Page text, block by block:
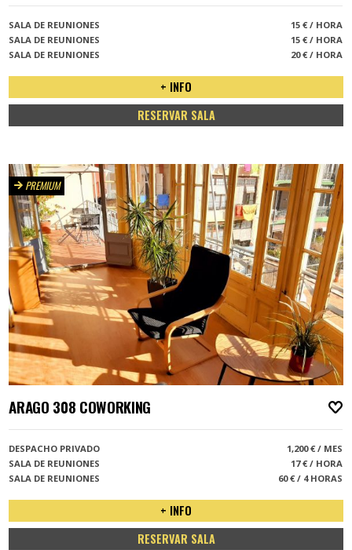
SALA DE REUNIONES
15 € / HORA
SALA DE REUNIONES
15 € / HORA
SALA DE REUNIONES
20 € / HORA
+ INFO
RESERVAR SALA
PREMIUM
ARAGO 308 COWORKING
DESPACHO PRIVADO
1,200 € / MES
SALA DE REUNIONES
17 € / HORA
SALA DE REUNIONES
60 € / 4 HORAS
+ INFO
RESERVAR SALA